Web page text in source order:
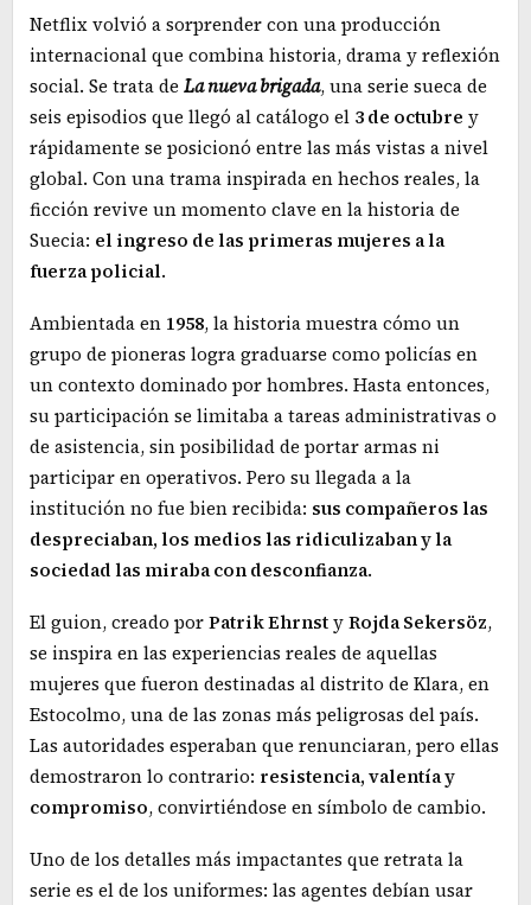
Netflix volvió a sorprender con una producción
internacional que combina historia, drama y reflexión
social. Se trata de La nueva brigada, una serie sueca de
seis episodios que llegó al catálogo el 3 de octubre y
rápidamente se posicionó entre las más vistas a nivel
global. Con una trama inspirada en hechos reales, la
ficción revive un momento clave en la historia de
Suecia: el ingreso de las primeras mujeres a la
fuerza policial.
Ambientada en 1958, la historia muestra cómo un
grupo de pioneras logra graduarse como policías en
un contexto dominado por hombres. Hasta entonces,
su participación se limitaba a tareas administrativas o
de asistencia, sin posibilidad de portar armas ni
participar en operativos. Pero su llegada a la
institución no fue bien recibida: sus compañeros las
despreciaban, los medios las ridiculizaban y la
sociedad las miraba con desconfianza.
El guion, creado porPatrik EhrnstyRojda Sekersöz,
se inspira en las experiencias reales de aquellas
mujeres que fueron destinadas al distrito de Klara, en
Estocolmo, una de las zonas más peligrosas del país.
Las autoridades esperaban que renunciaran, pero ellas
demostraron lo contrario: resistencia, valentía y
compromiso, convirtiéndose en símbolo de cambio.
Uno de los detalles más impactantes que retrata la
serie es el de los uniformes: las agentes debían usar